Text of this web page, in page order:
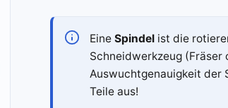
Eine Spindel ist die
Schneidwerkzeug (Fräser
Auswuchtgenauigkeit der
Teile aus!